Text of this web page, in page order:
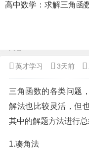
高中数学：求解三角函
英才学习 3天前
三角函数的各类问题
解法也比较灵活，但
其中的解题方法进行总
1.凑角法